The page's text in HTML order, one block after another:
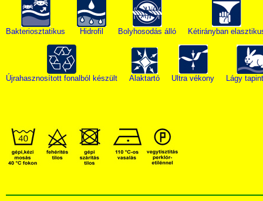
Bakteriosztatikus Hidrofil Bolyhosodás álló Kétirányban
Újrahasznosított fonalból készült Alaktartó Ultra vékony Lágy